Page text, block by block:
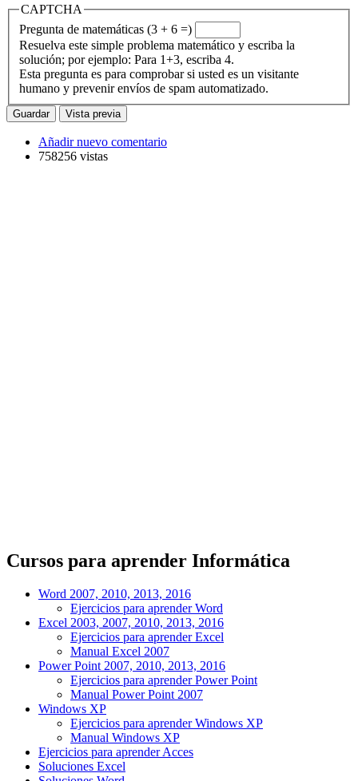
CAPTCHA
Pregunta de matemáticas (3 + 6 =)
Resuelva este simple problema matemático y escriba la
solución; por ejemplo: Para 1+3, escriba 4.
Esta pregunta es para comprobar si usted es un visitante
humano y prevenir envíos de spam automatizado.
Añadir nuevo comentario
758256 vistas
Cursos para aprender Informática
Word 2007, 2010, 2013, 2016
Ejercicios para aprender Word
Excel 2003, 2007, 2010, 2013, 2016
Ejercicios para aprender Excel
Manual Excel 2007
Power Point 2007, 2010, 2013, 2016
Ejercicios para aprender Power Point
Manual Power Point 2007
Windows XP
Ejercicios para aprender Windows XP
Manual Windows XP
Ejercicios para aprender Acces
Soluciones Excel